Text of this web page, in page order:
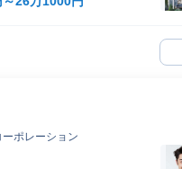
ポレーション